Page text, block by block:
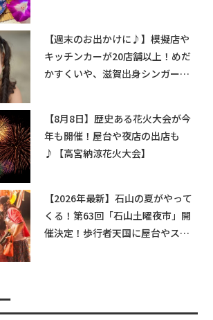
【週末のお出かけに♪】模擬店や
キッチンカーが20店舗以上！めだ
かすくいや、滋賀出身シンガーソ
【8月8日】歴史ある花火大会が今
年も開催！屋台や夜店の出店も
♪【高宮納涼花火大会】
【2026年最新】石山の夏がやって
くる！第63回「石山土曜夜市」開
催決定！歩行者天国に屋台やステ